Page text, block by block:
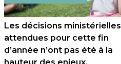
Les décisions ministérielles
attendues pour cette fin
d’année n’ont pas été à la